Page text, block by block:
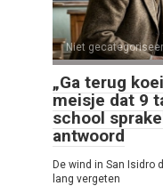
Niet
„Ga terug
meisje dat 9
school
antwoord
De wind in San Isidro
lang vergeten